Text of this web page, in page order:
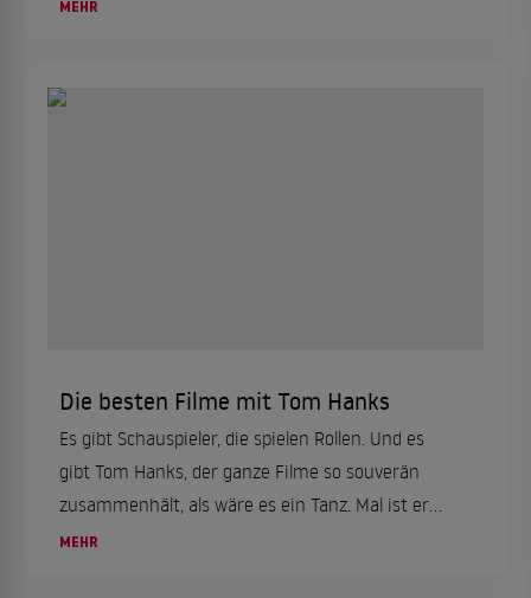
MEHR
Die besten Filme mit Tom Hanks
Es gibt Schauspieler, die spielen Rollen. Und es
gibt Tom Hanks, der ganze Filme so souverän
zusammenhält, als wäre es ein Tanz. Mal ist er
Gestrandeter, mal Astronaut, mal Pilot, mal
MEHR